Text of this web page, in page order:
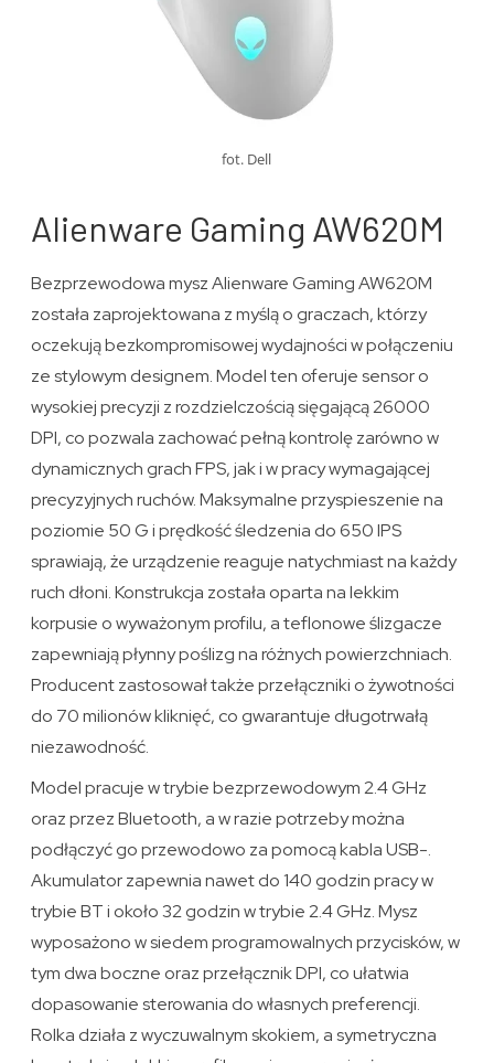
fot. Dell
Alienware Gaming AW620M
Bezprzewodowa mysz Alienware Gaming AW620M
została zaprojektowana z myślą o graczach, którzy
oczekują bezkompromisowej wydajności w połączeniu
ze stylowym designem. Model ten oferuje sensor o
wysokiej precyzji z rozdzielczością sięgającą 26000
DPI, co pozwala zachować pełną kontrolę zarówno w
dynamicznych grach FPS, jak i w pracy wymagającej
precyzyjnych ruchów. Maksymalne przyspieszenie na
poziomie 50 G i prędkość śledzenia do 650 IPS
sprawiają, że urządzenie reaguje natychmiast na każdy
ruch dłoni. Konstrukcja została oparta na lekkim
korpusie o wyważonym profilu, a teflonowe ślizgacze
zapewniają płynny poślizg na różnych powierzchniach.
Producent zastosował także przełączniki o żywotności
do 70 milionów kliknięć, co gwarantuje długotrwałą
niezawodność.
Model pracuje w trybie bezprzewodowym 2.4 GHz
oraz przez Bluetooth, a w razie potrzeby można
podłączyć go przewodowo za pomocą kabla USB-.
Akumulator zapewnia nawet do 140 godzin pracy w
trybie BT i około 32 godzin w trybie 2.4 GHz. Mysz
wyposażono w siedem programowalnych przycisków, w
tym dwa boczne oraz przełącznik DPI, co ułatwia
dopasowanie sterowania do własnych preferencji.
Rolka działa z wyczuwalnym skokiem, a symetryczna